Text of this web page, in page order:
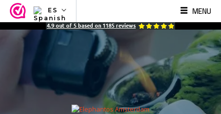
ES
NL
ES
MENU
4.9 out of 5 based on 1185 reviews